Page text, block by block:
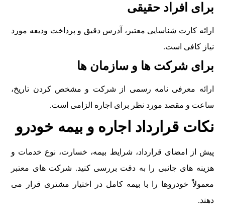
برای افراد حقیقی
ارائه کارت شناسایی معتبر، آدرس دقیق و پرداخت ودیعه مورد
نیاز کافی است.
برای شرکت ها و سازمان ها
ارائه معرفی نامه رسمی از شرکت و مشخص کردن تاریخ،
ساعت و مقصد مورد نظر برای اجاره الزامی است.
نکات قرارداد اجاره و بیمه خودرو
پیش از امضای قرارداد، شرایط بیمه، خسارت، نوع خدمات و
هزینه های جانبی را به دقت بررسی کنید. شرکت های معتبر
معمولاً خودروها را با بیمه کامل در اختیار مشتری قرار می
دهند.